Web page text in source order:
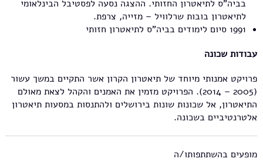
בביה"ס לתיאטרון החזותי. ההצגה נסעה לפסטיבל הבינלאומי
לתיאטרון בובות שרלוויל – מזייה, צרפת.
1991 סיום לימודים בביה"ס לתיאטרון חזותי
עבודות שכונה
פרויקט אמנותי מיוחד של תיאטרון הקרון אשר התקיים במשך עשור
(2005 – 2014). הפרויקט מזמין את האמנים והקהל לצאת מאולם
התיאטרון, אל שכונות שונות בירושלים ולהתנסות במסעות תיאטרון
אלטרנטיביים בשכונה.
מופעים בהשתתפותו/ה